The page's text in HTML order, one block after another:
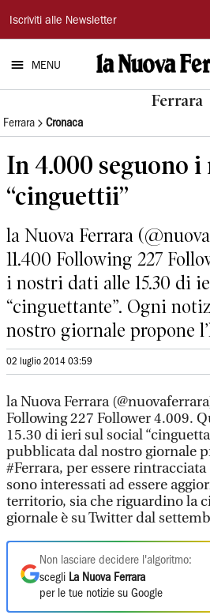
La
Nuova
Ferrara
Iscriviti alle Newsletter
MENU
Ferrara
Ferrara Cronaca
In 4.000 seguono
“cinguettii”
la Nuova Ferrara
11.400 Following 227
i nostri dati alle 15.30 di
“cinguettante”. Ogni
nostro giornale propone
02 luglio 2014 03:59
la Nuova Ferrara
Following 227 Follower 4.009.
15.30 di ieri sul social
pubblicata dal nostro giornale
#Ferrara, per essere
sono interessati ad essere
territorio, sia che riguardino la
giornale è su Twitter dal
Non lasciare decidere l'algoritmo:
scegli La Nuova Ferrara
per le tue notizie su Google